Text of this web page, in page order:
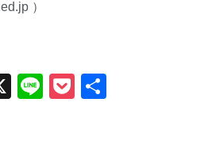
）
X LinePocket